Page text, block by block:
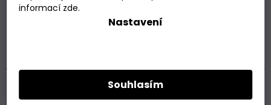
informací zde.
Nastavení
Souhlasím
Podobné (4)
Basic triko s 3/4 rukávem alodičkovým výstřihem
ušité zpružného a vysoce kvalitního materiálu.U